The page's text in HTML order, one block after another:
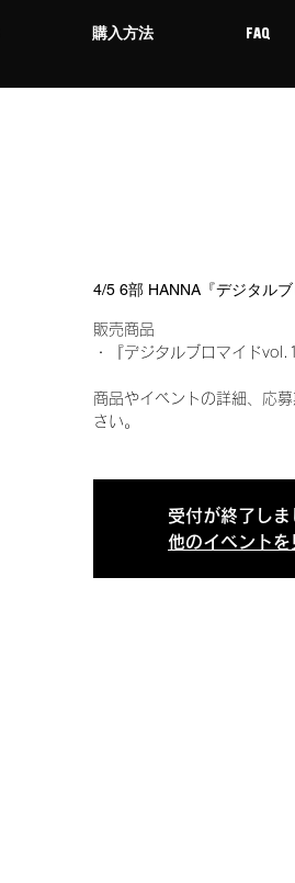
購入方法 FAQ
4/5 6部 HANNA『デジタル
販売商品
・『デジタルブロマイド
商品やイベントの詳細、応
さい。
受付が終了しま
他のイベントを